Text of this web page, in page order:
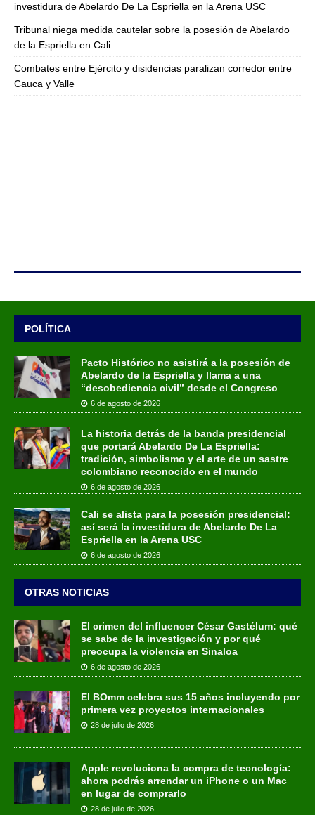
investidura de Abelardo De La Espriella en la Arena USC
Tribunal niega medida cautelar sobre la posesión de Abelardo
de la Espriella en Cali
Combates entre Ejército y disidencias paralizan corredor entre
Cauca y Valle
POLÍTICA
Pacto Histórico no asistirá a la posesión de
Abelardo de la Espriella y llama a una
“desobediencia civil” desde el Congreso
6 de agosto de 2026
La historia detrás de la banda presidencial
que portará Abelardo De La Espriella:
tradición, simbolismo y el arte de un sastre
colombiano reconocido en el mundo
6 de agosto de 2026
Cali se alista para la posesión presidencial:
así será la investidura de Abelardo De La
Espriella en la Arena USC
6 de agosto de 2026
OTRAS NOTICIAS
El crimen del influencer César Gastélum: qué
se sabe de la investigación y por qué
preocupa la violencia en Sinaloa
6 de agosto de 2026
El BOmm celebra sus 15 años incluyendo por
primera vez proyectos internacionales
28 de julio de 2026
Apple revoluciona la compra de tecnología:
ahora podrás arrendar un iPhone o un Mac
en lugar de comprarlo
28 de julio de 2026